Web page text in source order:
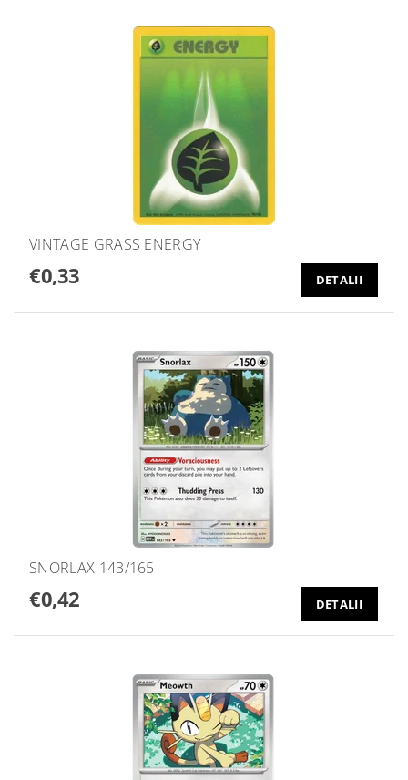
VINTAGE GRASS ENERGY
€0,33 DETALII
SNORLAX 143/165
€0,42 DETALII